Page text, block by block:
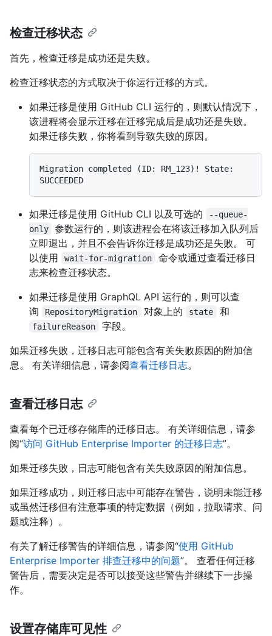
检查迁移状态
首先，检查迁移是成功还是失败。
检查迁移状态的方式取决于你运行迁移的方式。
如果迁移是使用 GitHub CLI 运行的，则默认情况下，
该进程将会显示迁移在迁移完成后是成功还是失败。
如果迁移失败，你将看到导致失败的原因。
Migration completed (ID: RM_123)! State:
如果迁移是使用 GitHub CLI 以及可选的
--queue-
only
参数运行的，则该进程会在将该迁移加入队列后
立即退出，并且不会告诉你迁移是成功还是失败。 可
以使用
wait-for-migration
命令或通过查看迁移日
志来检查迁移状态。
如果迁移是使用 GraphQL API 运行的，则可以查
询
RepositoryMigration 对象上的 state 和
failureReason
字段。
如果迁移失败，迁移日志可能包含有关失败原因的附加信
息。 有关详细信息，请参阅查看迁移日志。
查看迁移日志
查看每个已迁移存储库的迁移日志。 有关详细信息，请参
阅“访问 GitHub Enterprise Importer 的迁移日志”。
如果迁移失败，日志可能包含有关失败原因的附加信息。
如果迁移成功，则迁移日志中可能存在警告，说明未能迁移
或虽然迁移但有注意事项的特定数据（例如，拉取请求、问
题或注释）。
有关了解迁移警告的详细信息，请参阅“使用 GitHub
Enterprise Importer 排查迁移中的问题”。 查看任何迁移
警告后，需要决定是否可以接受这些警告并继续下一步操
作。
设置存储库可见性